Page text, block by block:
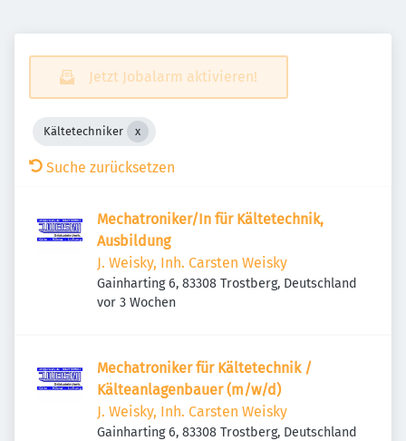
Jetzt Jobalarm aktivieren!
Kältetechniker
Suche zurücksetzen
Mechatroniker/In für Kältetechnik,
Ausbildung
J. Weisky, Inh. Carsten Weisky
Gainharting 6, 83308 Trostberg, Deutschland
Veröffentlicht
vor 3 Wochen
Mechatroniker für Kältetechnik /
Kälteanlagenbauer (m/w/d)
J. Weisky, Inh. Carsten Weisky
Gainharting 6, 83308 Trostberg, Deutschland